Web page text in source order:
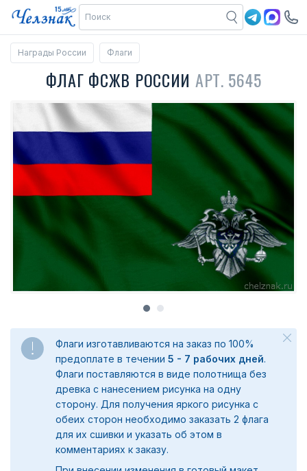
Награды России Флаги
ФЛАГ ФСЖВ РОССИИ АРТ. 5645
Флаги изготавливаются на заказ по 100%
предоплате в течении 5 - 7 рабочих дней.
Флаги поставляются в виде полотнища без
древка с нанесением рисунка на одну
сторону. Для получения яркого рисунка с
обеих сторон необходимо заказать 2 флага
для их сшивки и указать об этом в
комментариях к заказу.